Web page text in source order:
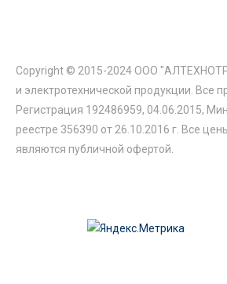
Copyright © 2015-2024 ООО
и электротехнической продукции.
Регистрация 192486959, 04.06.2015,
реестре 356390 от 26.10.2016 г. Все
являются публичной офертой.